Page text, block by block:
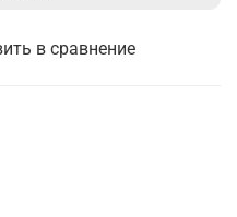
в сравнение